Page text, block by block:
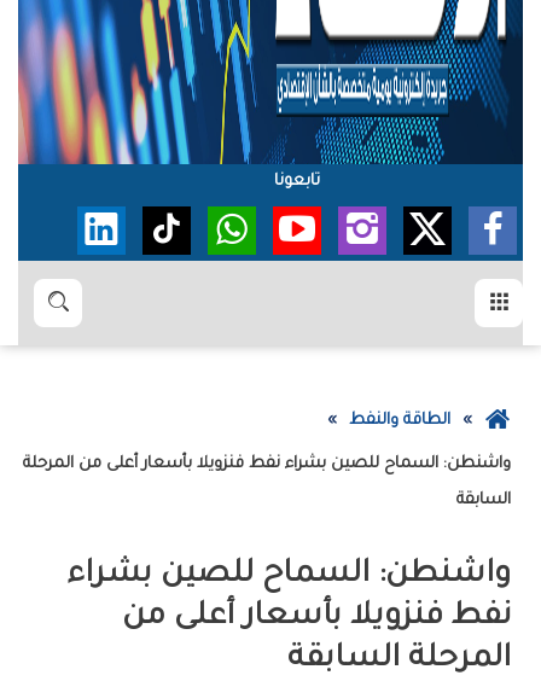
تابعونا
بحث
عودة
الطاقة والنفط
واشنطن: السماح للصين بشراء نفط فنزويلا بأسعار أعلى من المرحلة
السابقة
واشنطن: السماح للصين بشراء
نفط فنزويلا بأسعار أعلى من
المرحلة السابقة